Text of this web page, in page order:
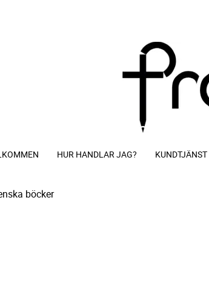
HUR HANDLAR JAG? KUNDTJÄNST
böcker